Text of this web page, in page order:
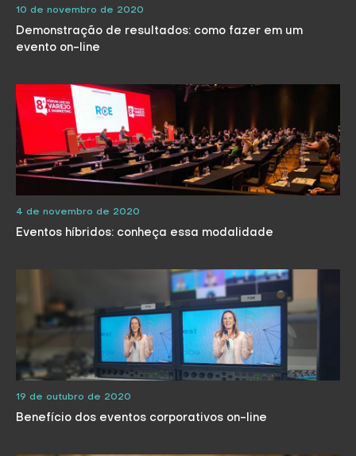
10 de novembro de 2020
Demonstração de resultados: como fazer em um
evento on-line
4 de novembro de 2020
Eventos híbridos: conheça essa modalidade
19 de outubro de 2020
Benefício dos eventos corporativos on-line